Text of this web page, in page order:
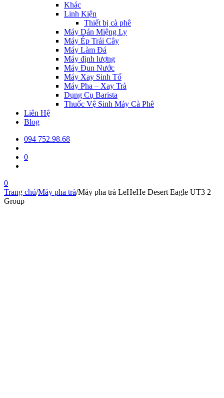
Khác
Linh Kiện
Thiết bị cà phê
Máy Dán Miệng Ly
Máy Ép Trái Cây
Máy Làm Đá
Máy định lượng
Máy Đun Nước
Máy Xay Sinh Tố
Máy Pha – Xay Trà
Dụng Cụ Barista
Thuốc Vệ Sinh Máy Cà Phê
Liên Hệ
Blog
094 752.98.68
0
0
Trang chủ/Máy pha trà/Máy pha trà LeHeHe Desert Eagle UT3 2
Group